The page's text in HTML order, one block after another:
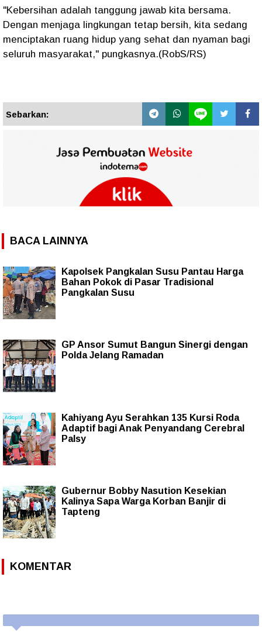
"Kebersihan adalah tanggung jawab kita bersama.
Dengan menjaga lingkungan tetap bersih, kita sedang
menciptakan ruang hidup yang sehat dan nyaman bagi
seluruh masyarakat," pungkasnya.(RobS/RS)
Sebarkan:
BACA LAINNYA
Kapolsek Pangkalan Susu Pantau Harga
Bahan Pokok di Pasar Tradisional
Pangkalan Susu
GP Ansor Sumut Bangun Sinergi dengan
Polda Jelang Ramadan
Kahiyang Ayu Serahkan 135 Kursi Roda
Adaptif bagi Anak Penyandang Cerebral
Palsy
Gubernur Bobby Nasution Kesekian
Kalinya Sapa Warga Korban Banjir di
Tapteng
KOMENTAR